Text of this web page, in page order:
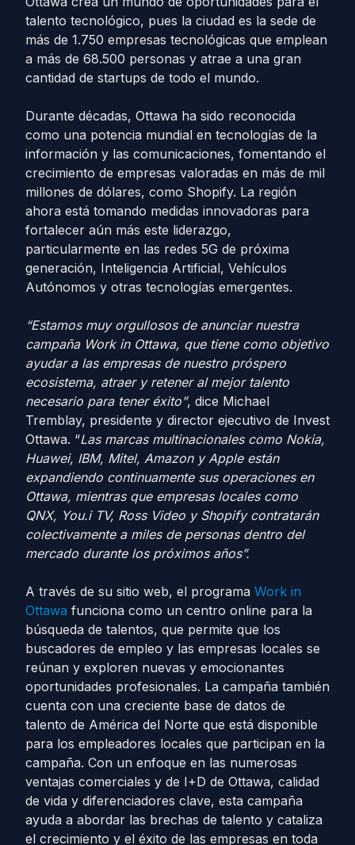
talento tecnológico, pues la ciudad es la sede de
más de 1.750 empresas tecnológicas que emplean
a más de 68.500 personas y atrae a una gran
cantidad de startups de todo el mundo.
Durante décadas, Ottawa ha sido reconocida
como una potencia mundial en tecnologías de la
información y las comunicaciones, fomentando el
crecimiento de empresas valoradas en más de mil
millones de dólares, como Shopify. La región
ahora está tomando medidas innovadoras para
fortalecer aún más este liderazgo,
particularmente en las redes 5G de próxima
generación, Inteligencia Artificial, Vehículos
Autónomos y otras tecnologías emergentes.
“Estamos muy orgullosos de anunciar nuestra
campaña Work in Ottawa, que tiene como objetivo
ayudar a las empresas de nuestro próspero
ecosistema, atraer y retener al mejor talento
necesario para tener éxito”, dice Michael
Tremblay, presidente y director ejecutivo de Invest
Ottawa. “Las marcas multinacionales como Nokia,
Huawei, IBM, Mitel, Amazon y Apple están
expandiendo continuamente sus operaciones en
Ottawa, mientras que empresas locales como
QNX, You.i TV, Ross Video y Shopify contratarán
colectivamente a miles de personas dentro del
mercado durante los próximos años”.
A través de su sitio web, el programa Work in
Ottawa funciona como un centro online para la
búsqueda de talentos, que permite que los
buscadores de empleo y las empresas locales se
reúnan y exploren nuevas y emocionantes
oportunidades profesionales. La campaña también
cuenta con una creciente base de datos de
talento de América del Norte que está disponible
para los empleadores locales que participan en la
campaña. Con un enfoque en las numerosas
ventajas comerciales y de I+D de Ottawa, calidad
de vida y diferenciadores clave, esta campaña
ayuda a abordar las brechas de talento y cataliza
el crecimiento y el éxito de las empresas en toda